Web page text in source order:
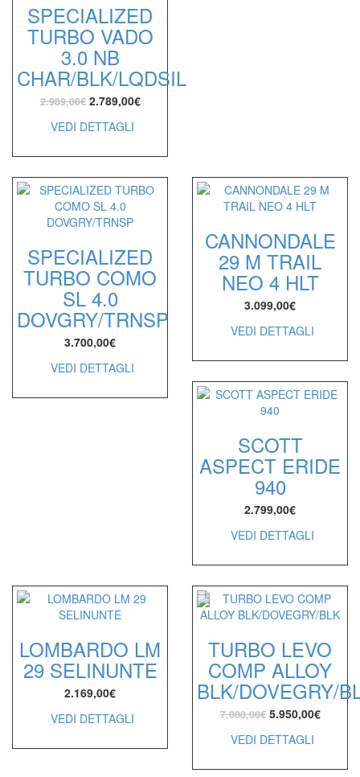
SPECIALIZED
TURBO VADO
3.0 NB
CHAR/BLK/LQDSIL
2.989,00€ 2.789,00€
VEDI DETTAGLI
SPECIALIZED
TURBO COMO
SL 4.0
DOVGRY/TRNSP
3.700,00€
VEDI DETTAGLI
CANNONDALE
29 M TRAIL
NEO 4 HLT
3.099,00€
VEDI DETTAGLI
SCOTT
ASPECT ERIDE
940
2.799,00€
VEDI DETTAGLI
LOMBARDO LM
29 SELINUNTE
2.169,00€
VEDI DETTAGLI
TURBO LEVO
COMP ALLOY
BLK/DOVEGRY/
7.000,00€ 5.950,00€
VEDI DETTAGLI